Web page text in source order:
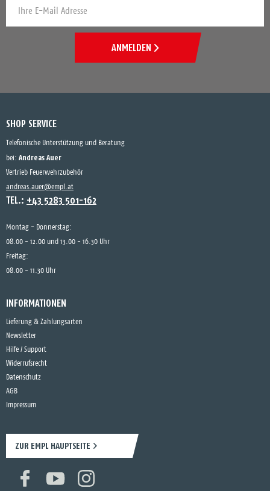
ANMELDEN
SHOP SERVICE
Telefonische Unterstützung und Beratung
bei: Andreas Auer
Vertrieb Feuerwehrzubehör
andreas.auer@empl.at
TEL.: +43 5283 501-162
Montag - Donnerstag:
08.00 - 12.00 und 13.00 - 16.30 Uhr
Freitag:
08.00 - 11.30 Uhr
INFORMATIONEN
Lieferung & Zahlungsarten
Newsletter
Hilfe / Support
Widerrufsrecht
Datenschutz
AGB
Impressum
ZUR EMPL HAUPTSEITE